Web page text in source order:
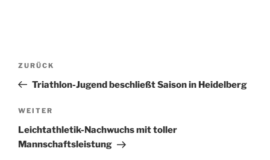
Beitragsnavigation
Vorheriger
Beitrag
ZURÜCK
Triathlon-Jugend beschließt Saison in Heidelberg
Nächster
Beitrag
WEITER
Leichtathletik-Nachwuchs mit toller
Mannschaftsleistung